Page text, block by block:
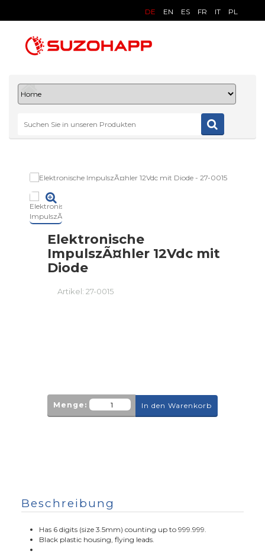
DE EN ES FR IT PL
Elektronische
ImpulszÃ¤hler 12Vdc mit
Diode
Artikel: 27-0015
Menge: In den Warenkorb
Beschreibung
Has 6 digits (size 3.5mm) counting up to 999.999.
Black plastic housing, flying leads.